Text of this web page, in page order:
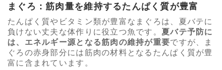
まぐろ：筋肉量を維持するたんぱく質が豊富
たんぱく質やビタミン類が豊富なまぐろは、夏バテに
負けない丈夫な体作りに役立つ魚です。夏バテ予防に
は、エネルギー源となる筋肉の維持が重要ですが、ま
ぐろの赤身部分には筋肉の材料となるたんぱく質が豊
富に含まれています。